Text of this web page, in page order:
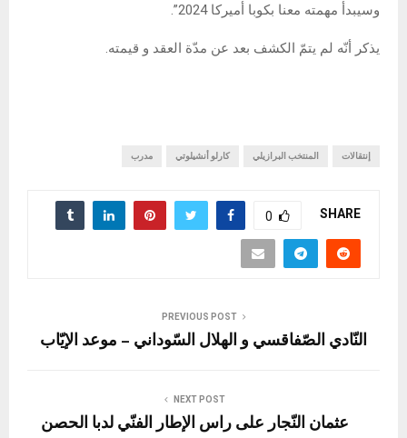
وسيبدأ مهمته معنا بكوبا أميركا 2024”.
يذكر أنّه لم يتمّ الكشف بعد عن مدّة العقد و قيمته.
إنتقالات المنتخب البرازيلي كارلو أنشيلوتي مدرب
SHARE
0
PREVIOUS POST
النّادي الصّفاقسي و الهلال السّوداني – موعد الإيّاب
NEXT POST
عثمان النّجار على راس الإطار الفنّي لدبا الحصن